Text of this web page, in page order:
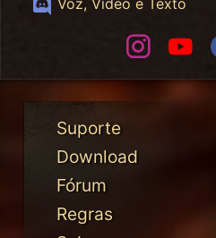
Suporte
Download
Fórum
Regras